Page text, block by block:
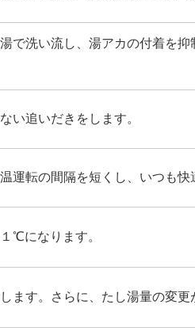
で洗い流し、湯アカの付着を
い追いだきをします。
運転の間隔を短くし、いつも快
℃になります。
ます。さらに、たし湯量の変更